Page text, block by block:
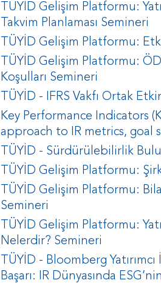
TÜYİD Gelişim Platformu:
Takvim Planlaması Semineri
TÜYİD Gelişim Platformu:
TÜYİD Gelişim Platformu:
Koşulları Semineri
TÜYİD - IFRS Vakfı Ortak
Key Performance Indicators
approach to IR metrics, goal
TÜYİD - Sürdürülebilirlik
TÜYİD Gelişim Platformu:
TÜYİD Gelişim Platformu:
Semineri
TÜYİD Gelişim Platformu:
Nelerdir? Semineri
TÜYİD - Bloomberg
Başarı: IR Dünyasında